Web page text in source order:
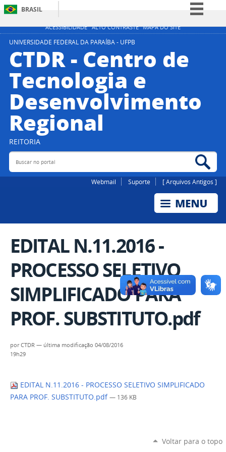
ACESSIBILIDADE ALTO CONTRASTE MAPA DO SITE
BRASIL
Simplifique!
Participe
Legislação
Canais
UNIVERSIDADE FEDERAL DA PARAÍBA - UFPB
CTDR - Centro de
Tecnologia e
Desenvolvimento
Regional
REITORIA
Buscar no portal
Webmail Suporte [ Arquivos Antigos ]
EDITAL N.11.2016 -
PROCESSO SELETIVO
SIMPLIFICADO PARA
PROF. SUBSTITUTO.pdf
porCTDR — última modificação 04/08/2016
19h29
EDITAL N.11.2016 - PROCESSO SELETIVO SIMPLIFICADO
PARA PROF. SUBSTITUTO.pdf — 136 KB
Voltar para o topo